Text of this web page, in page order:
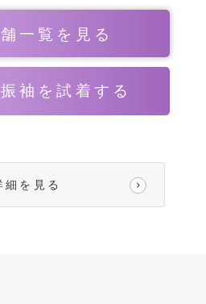
一覧を見る
袖を試着する
を見る